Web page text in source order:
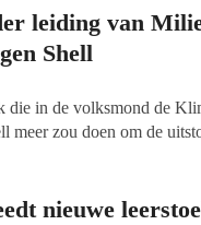
twee collectieven richten
leiding van
Shell
die in de volksmond de
meer zou doen om de
nieuwe